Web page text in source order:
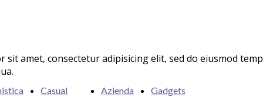
Casual Azienda Gadgets
sit amet, consectetur adipisicing elit, sed do eiusmod